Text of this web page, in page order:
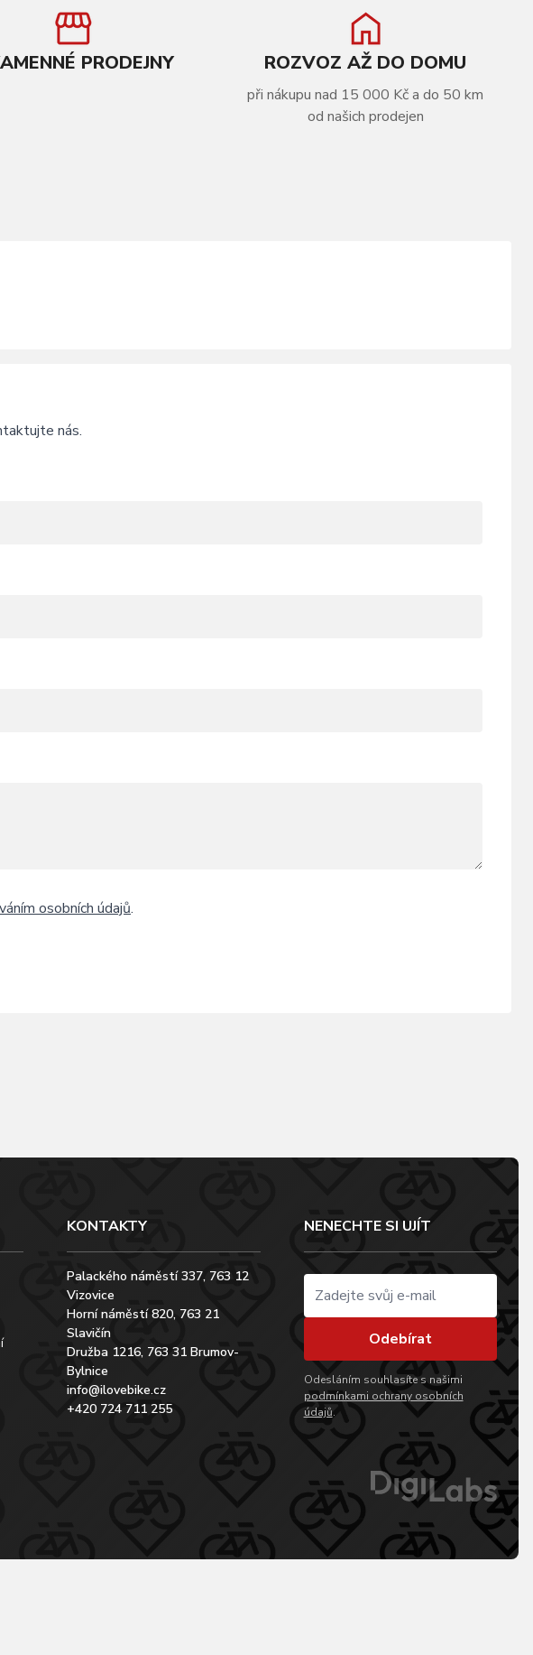
PRODEJNY ROZVOZ AŽ DO DOMU
při nákupu nad 15 000 Kč a do 50 km
od našich prodejen
nás.
osobních údajů.
KONTAKTY
Palackého náměstí 337, 763 12
Vizovice
Horní náměstí 820, 763 21
Slavičín
Družba 1216, 763 31 Brumov-
Bylnice
info@ilovebike.cz
+420 724 711 255
NENECHTE SI UJÍT
Odebírat
Odesláním souhlasíte s našimi
podmínkami ochrany osobních
údajů.